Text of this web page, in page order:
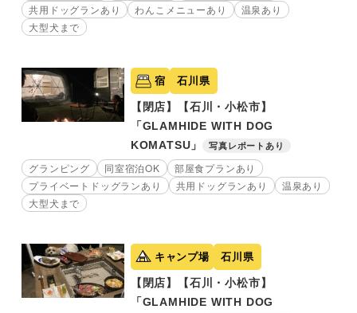
共用ドッグランあり
わんこメニューあり
温泉あり
大型犬まで
宿 石川県
【閉店】【石川・小松市】
「GLAMHIDE WITH DOG
KOMATSU」
写真レポートあり
グランピング 同室宿泊OK
部屋食プランあり
プライベートドッグランあり
共用ドッグランあり
温泉あり
大型犬まで
キャンプ場 石川県
【閉店】【石川・小松市】
「GLAMHIDE WITH DOG